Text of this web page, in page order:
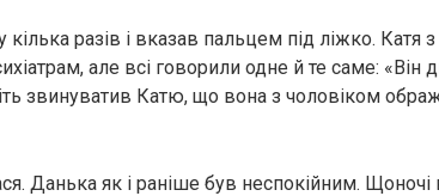
разів і вказав пальцем під ліжко. Катя
але всі говорили одне й те саме: «Він
звинуватив Катю, що вона з чоловіком
Данька як і раніше був неспокійним. Щоночі